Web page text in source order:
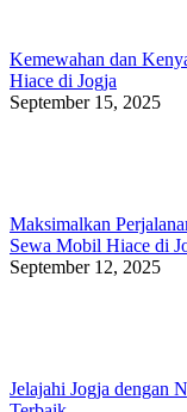
Kemewahan dan
Hiace di Jogja
September 15, 2025
Maksimalkan
Sewa Mobil Hiace di
September 12, 2025
Jelajahi Jogja dengan